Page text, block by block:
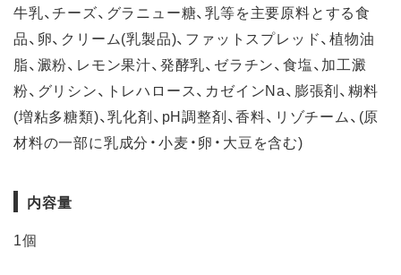
牛乳、チーズ、グラニュー糖、乳等を主要原料とする食
品、卵、クリーム(乳製品)、ファットスプレッド、植物油
脂、澱粉、レモン果汁、発酵乳、ゼラチン、食塩、加工澱
粉、グリシン、トレハロース、カゼインNa、膨張剤、糊料
(増粘多糖類)、乳化剤、pH調整剤、香料、リゾチーム、(原
材料の一部に乳成分・小麦・卵・大豆を含む)
内容量
1個